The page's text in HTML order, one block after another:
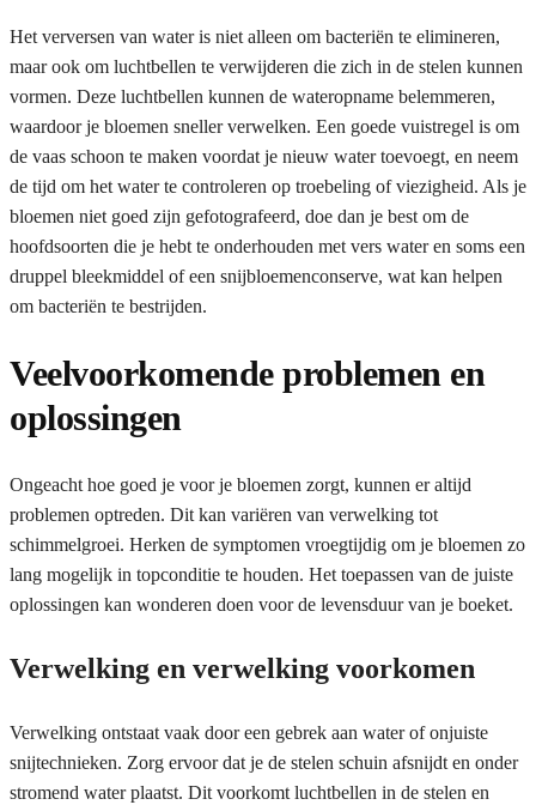
Het verversen van water is niet alleen om bacteriën te elimineren,
maar ook om luchtbellen te verwijderen die zich in de stelen kunnen
vormen. Deze luchtbellen kunnen de wateropname belemmeren,
waardoor je bloemen sneller verwelken. Een goede vuistregel is om
de vaas schoon te maken voordat je nieuw water toevoegt, en neem
de tijd om het water te controleren op troebeling of viezigheid. Als je
bloemen niet goed zijn gefotografeerd, doe dan je best om de
hoofdsoorten die je hebt te onderhouden met vers water en soms een
druppel bleekmiddel of een snijbloemenconserve, wat kan helpen
om bacteriën te bestrijden.
Veelvoorkomende problemen en
oplossingen
Ongeacht hoe goed je voor je bloemen zorgt, kunnen er altijd
problemen optreden. Dit kan variëren van verwelking tot
schimmelgroei. Herken de symptomen vroegtijdig om je bloemen zo
lang mogelijk in topconditie te houden. Het toepassen van de juiste
oplossingen kan wonderen doen voor de levensduur van je boeket.
Verwelking en verwelking voorkomen
Verwelking ontstaat vaak door een gebrek aan water of onjuiste
snijtechnieken. Zorg ervoor dat je de stelen schuin afsnijdt en onder
stromend water plaatst. Dit voorkomt luchtbellen in de stelen en